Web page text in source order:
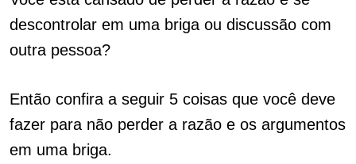
descontrolar em uma briga ou discussão com
outra pessoa?
Então confira a seguir 5 coisas que você deve
fazer para não perder a razão e os argumentos
em uma briga.